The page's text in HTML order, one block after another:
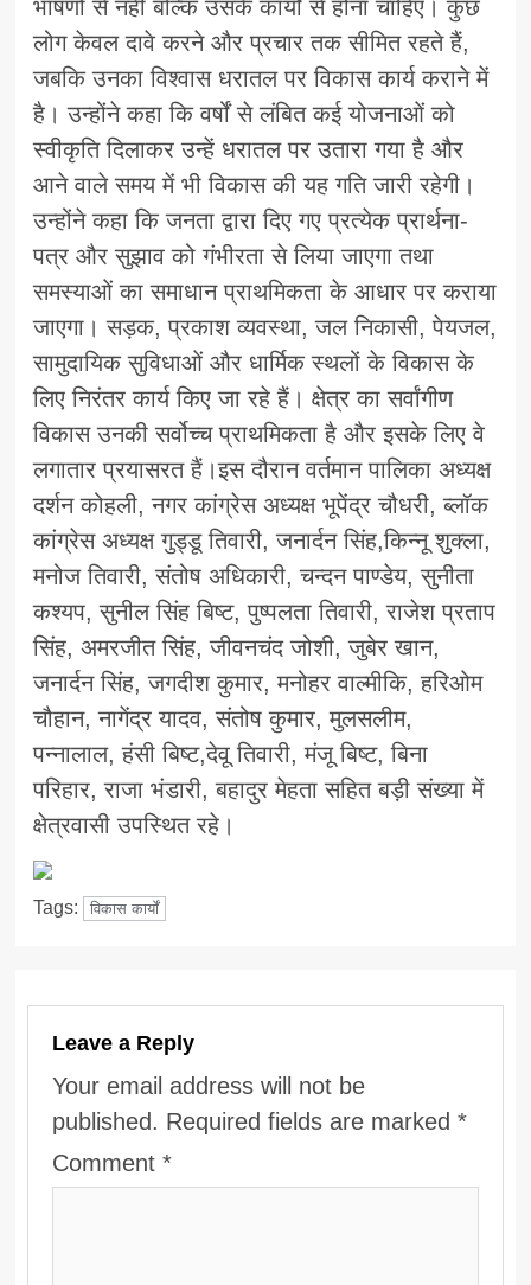
भाषणों से नहीं बल्कि उसके कार्यों से होना चाहिए। कुछ
लोग केवल दावे करने और प्रचार तक सीमित रहते हैं,
जबकि उनका विश्वास धरातल पर विकास कार्य कराने में
है। उन्होंने कहा कि वर्षों से लंबित कई योजनाओं को
स्वीकृति दिलाकर उन्हें धरातल पर उतारा गया है और
आने वाले समय में भी विकास की यह गति जारी रहेगी।
उन्होंने कहा कि जनता द्वारा दिए गए प्रत्येक प्रार्थना-
पत्र और सुझाव को गंभीरता से लिया जाएगा तथा
समस्याओं का समाधान प्राथमिकता के आधार पर कराया
जाएगा। सड़क, प्रकाश व्यवस्था, जल निकासी, पेयजल,
सामुदायिक सुविधाओं और धार्मिक स्थलों के विकास के
लिए निरंतर कार्य किए जा रहे हैं। क्षेत्र का सर्वांगीण
विकास उनकी सर्वोच्च प्राथमिकता है और इसके लिए वे
लगातार प्रयासरत हैं।इस दौरान वर्तमान पालिका अध्यक्ष
दर्शन कोहली, नगर कांग्रेस अध्यक्ष भूपेंद्र चौधरी, ब्लॉक
कांग्रेस अध्यक्ष गुड्डू तिवारी, जनार्दन सिंह,किन्नू शुक्ला,
मनोज तिवारी, संतोष अधिकारी, चन्दन पाण्डेय, सुनीता
कश्यप, सुनील सिंह बिष्ट, पुष्पलता तिवारी, राजेश प्रताप
सिंह, अमरजीत सिंह, जीवनचंद जोशी, जुबेर खान,
जनार्दन सिंह, जगदीश कुमार, मनोहर वाल्मीकि, हरिओम
चौहान, नागेंद्र यादव, संतोष कुमार, मुलसलीम,
पन्नालाल, हंसी बिष्ट,देवू तिवारी, मंजू बिष्ट, बिना
परिहार, राजा भंडारी, बहादुर मेहता सहित बड़ी संख्या में
क्षेत्रवासी उपस्थित रहे।
Tags: विकास कार्यों
Leave a Reply
Your email address will not be
published. Required fields are marked*
Comment*